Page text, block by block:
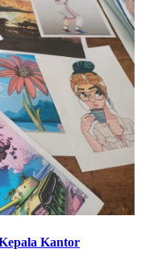
Kantor